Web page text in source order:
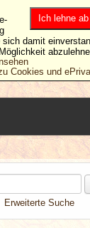
Erweiterte Suche
Ich lehne ab
damit
Cookies und